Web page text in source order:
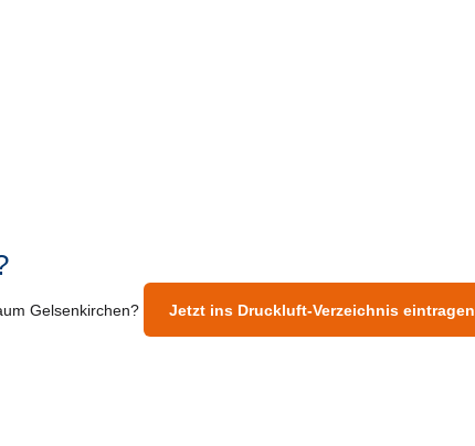
Gelsenkirchen? Jetzt ins Druckluft-Verzeichnis eintragen